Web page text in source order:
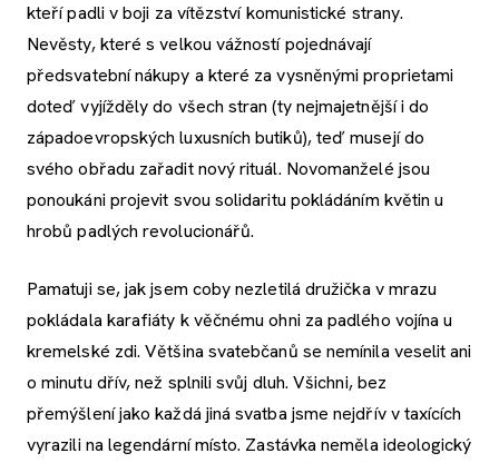
kteří padli v boji za vítězství komunistické strany.
Nevěsty, které s velkou vážností pojednávají
předsvatební nákupy a které za vysněnými proprietami
doteď vyjížděly do všech stran (ty nejmajetnější i do
západoevropských luxusních butiků), teď musejí do
svého obřadu zařadit nový rituál. Novomanželé jsou
ponoukáni projevit svou solidaritu pokládáním květin u
hrobů padlých revolucionářů.
Pamatuji se, jak jsem coby nezletilá družička v mrazu
pokládala karafiáty k věčnému ohni za padlého vojína u
kremelské zdi. Většina svatebčanů se nemínila veselit ani
o minutu dřív, než splnili svůj dluh. Všichni, bez
přemýšlení jako každá jiná svatba jsme nejdřív v taxících
vyrazili na legendární místo. Zastávka neměla ideologický